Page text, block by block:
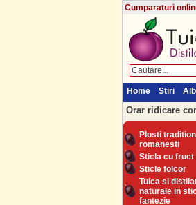
Cumparaturi
Home Stiri
Orar ridicare
Plosti
romanesti
Sticla cu fruct
Sticle folcor
Tuica si
naturale in
fantezie